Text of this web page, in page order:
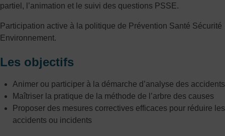
partiel, l’animation et le suivi des questions PSSE.
Participation active à la politique de Prévention Santé Sécurité
Environnement.
Les objectifs
Animer ou participer à la démarche d’analyse des accidents
Maîtriser la pratique de la méthode de l’arbre des causes
Proposer des mesures correctives efficaces pour réduire les
accidents ou incidents